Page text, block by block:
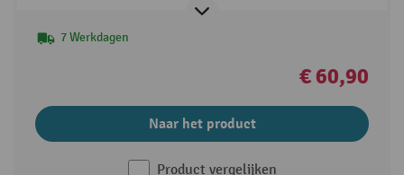
7 Werkdagen
€ 60,90
Naar het product
Product vergelijken